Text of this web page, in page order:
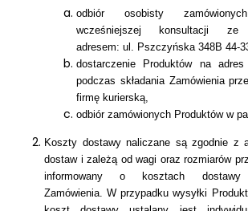
odbiór osobisty
wcześniejszej konsultacji ze
adresem: ul. Pszczyńska 348B 44-
dostarczenie Produktów na
podczas składania Zamówienia
firmę kurierską,
odbiór zamówionych Produktów w
Koszty dostawy naliczane są zgodnie z
dostaw i zależą od wagi oraz rozmiarów
informowany o kosztach dostawy
Zamówienia.W przypadku wysyłki